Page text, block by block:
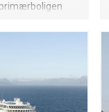
er over.